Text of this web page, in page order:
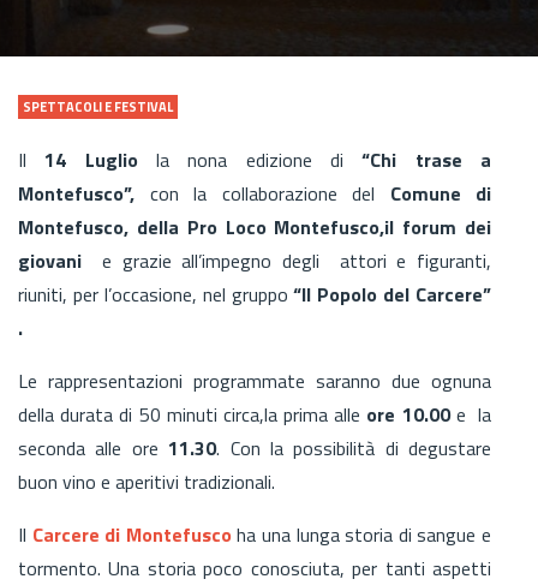
SPETTACOLI E FESTIVAL
Il 14 Lugliola nona edizione di “Chi trase a
Montefusco”, con la collaborazione del Comune di
Montefusco, della Pro Loco Montefusco,il forum dei
giovani
e grazie all’impegno degli attori e figuranti,
riuniti, per l’occasione, nel gruppo“Il Popolo del Carcere”
.
Le rappresentazioni programmate saranno due ognuna
della durata di 50 minuti circa,la prima alle ore 10.00e la
seconda alle ore 11.30. Con la possibilità di degustare
buon vino e aperitivi tradizionali.
Il Carcere di Montefuscoha una lunga storia di sangue e
tormento. Una storia poco conosciuta, per tanti aspetti